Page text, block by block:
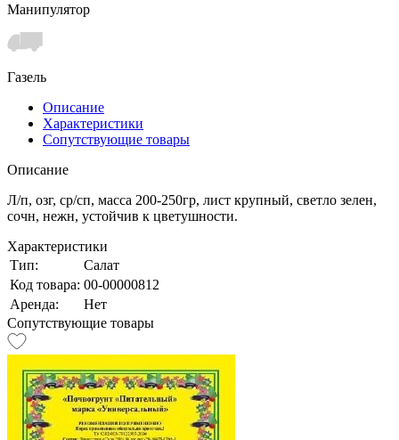
Манипулятор
Газель
Описание
Характеристики
Сопутствующие товары
Описание
Л/п, озг, ср/сп, масса 200-250гр, лист крупный, светло зелен,
сочн, нежн, устойчив к цветушности.
Характеристики
Тип:
Салат
Код товара: 00-00000812
Аренда:
Нет
Сопутствующие товары